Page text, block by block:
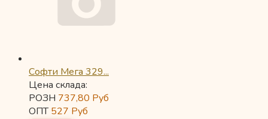
Софти Мега 329...
Цена склада:
РОЗН 737,80 Руб
ОПТ527 Руб